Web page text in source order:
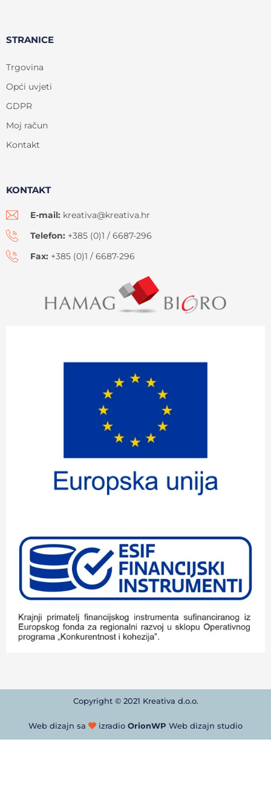
STRANICE
Trgovina
Opći uvjeti
GDPR
Moj račun
Kontakt
KONTAKT
E-mail: kreativa@kreativa.hr
Telefon: +385 (0)1 / 6687-296
Fax: +385 (0)1 / 6687-296
Copyright © 2021 Kreativa d.o.o.
Web dizajn sa izradio OrionWP Web dizajn studio